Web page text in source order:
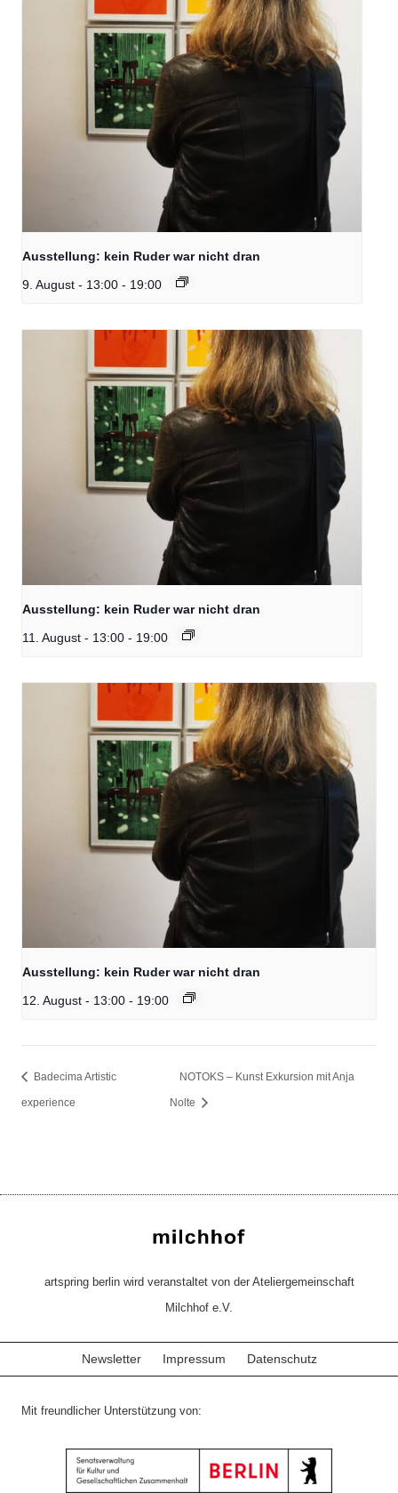
Ausstellung: kein Ruder war nicht dran
9. August - 13:00 - 19:00
Ausstellung: kein Ruder war nicht dran
11. August - 13:00 - 19:00
Ausstellung: kein Ruder war nicht dran
12. August - 13:00 - 19:00
Badecima Artistic
experience
NOTOKS – Kunst Exkursion mit Anja
Nolte
artspring berlin wird veranstaltet von der Ateliergemeinschaft
Milchhof e.V.
Newsletter Impressum Datenschutz
Mit freundlicher Unterstützung von: